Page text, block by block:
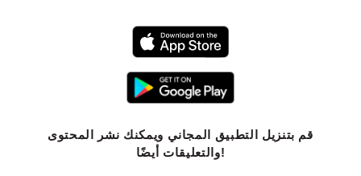
قم بتنزيل التطبيق المجاني ويمكنك نشر المحتوى
والتعليقات أيضًا!